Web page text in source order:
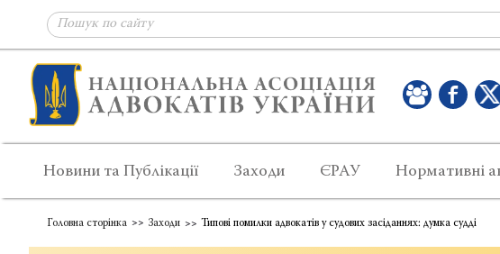
Новини та Публікації Заходи ЄРАУ Нормативні
Головна сторінка Заходи Типові помилки адвокатів у судових засіданнях: думка судді